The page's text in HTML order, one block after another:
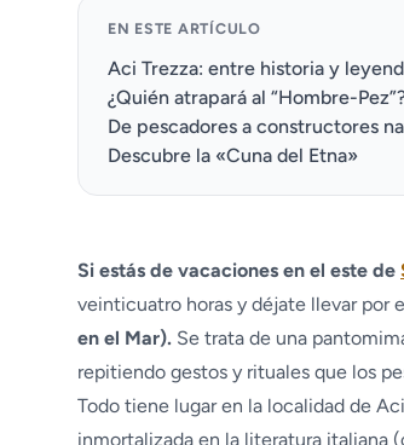
EN ESTE ARTÍCULO
Aci Trezza: entre historia y
¿Quién atrapará al “Hombre-
De pescadores a constructores
Descubre la «Cuna del Etna»
Si estás de vacaciones en el este de
veinticuatro horas y déjate llevar por
en el Mar). Se trata de una
repitiendo gestos y rituales que los
Todo tiene lugar en la localidad de
inmortalizada en la literatura italiana